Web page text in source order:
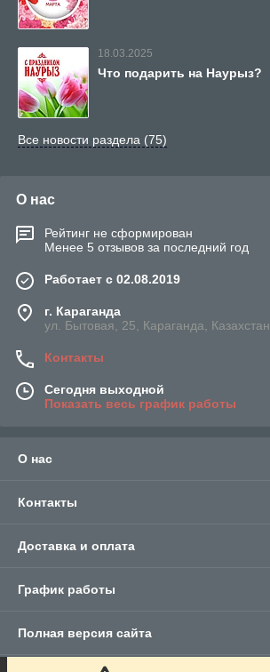
18.03.2025
Что подарить на Наурыз?
Все новости раздела (75)
О нас
Рейтинг не сформирован
Менее 5 отзывов за последний год
Работает с 02.08.2019
г. Караганда
ул. Бытовая, 25, Караганда, Казахстан
Контакты
Сегодня выходной
Показать весь график работы
О нас
Контакты
Доставка и оплата
График работы
Полная версия сайта